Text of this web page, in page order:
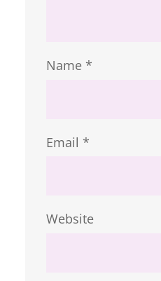
Name *
Email *
Website